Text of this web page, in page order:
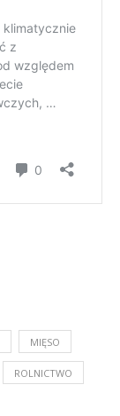
MIĘSO
ROLNICTWO